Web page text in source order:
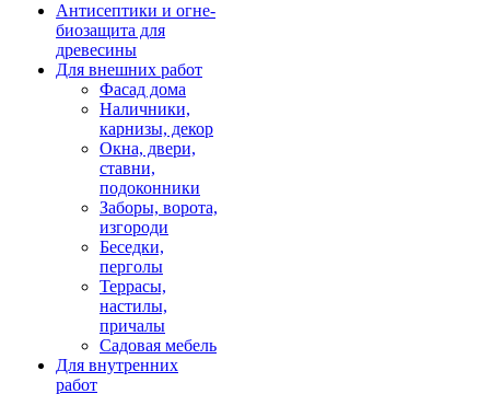
Антисептики и огне-
биозащита для
древесины
Для внешних работ
Фасад дома
Наличники,
карнизы, декор
Окна, двери,
ставни,
подоконники
Заборы, ворота,
изгороди
Беседки,
перголы
Террасы,
настилы,
причалы
Садовая мебель
Для внутренних
работ